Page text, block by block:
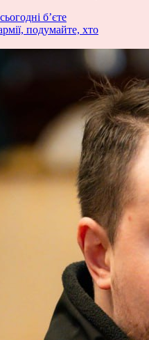
б’єте
подумайте, хто